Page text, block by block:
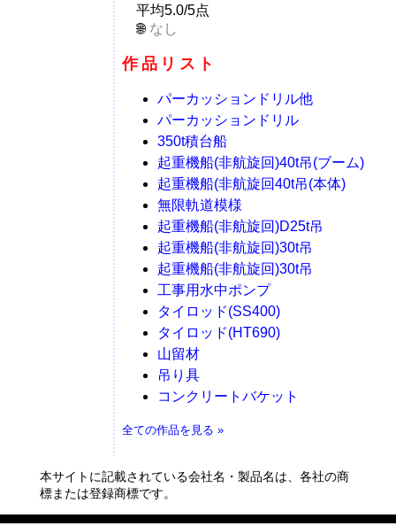
平均5.0/5点
なし
作品リスト
パーカッションドリル他
パーカッションドリル
350t積台船
起重機船(非航旋回)40t吊(ブーム)
起重機船(非航旋回40t吊(本体)
無限軌道模様
起重機船(非航旋回)D25t吊
起重機船(非航旋回)30t吊
起重機船(非航旋回)30t吊
工事用水中ポンプ
タイロッド(SS400)
タイロッド(HT690)
山留材
吊り具
コンクリートバケット
全ての作品を見る »
本サイトに記載されている会社名・製品名は、各社の商
標または登録商標です。